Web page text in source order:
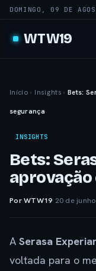
DOMINGO, 09 DE
WTW19
Início › Insights › Bets:
segurança
INSIGHTS
Bets:
Por WTW19· 20 de
A Serasa
voltada para o